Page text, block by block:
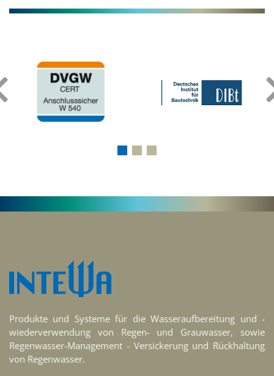
Produkte und Systeme für die Wasseraufbereitung und -
wiederverwendung von Regen- und Grauwasser, sowie
Regenwasser-Management - Versickerung und Rückhaltung
von Regenwasser.